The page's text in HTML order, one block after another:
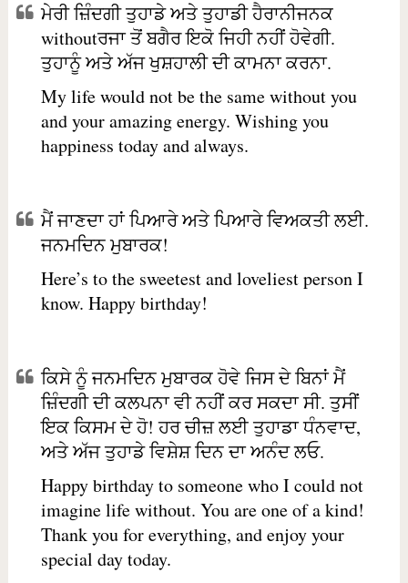
ਮੇਰੀ ਜ਼ਿੰਦਗੀ ਤੁਹਾਡੇ ਅਤੇ ਤੁਹਾਡੀ ਹੈਰਾਨੀਜਨਕ
withoutਰਜਾ ਤੋਂ ਬਗੈਰ ਇਕੋ ਜਿਹੀ ਨਹੀਂ ਹੋਵੇਗੀ.
ਤੁਹਾਨੂੰ ਅਤੇ ਅੱਜ ਖੁਸ਼ਹਾਲੀ ਦੀ ਕਾਮਨਾ ਕਰਨਾ.
My life would not be the same without you
and your amazing energy. Wishing you
happiness today and always.
ਮੈਂ ਜਾਣਦਾ ਹਾਂ ਪਿਆਰੇ ਅਤੇ ਪਿਆਰੇ ਵਿਅਕਤੀ ਲਈ.
ਜਨਮਦਿਨ ਮੁਬਾਰਕ!
Here’s to the sweetest and loveliest person I
know. Happy birthday!
ਕਿਸੇ ਨੂੰ ਜਨਮਦਿਨ ਮੁਬਾਰਕ ਹੋਵੇ ਜਿਸ ਦੇ ਬਿਨਾਂ ਮੈਂ
ਜ਼ਿੰਦਗੀ ਦੀ ਕਲਪਨਾ ਵੀ ਨਹੀਂ ਕਰ ਸਕਦਾ ਸੀ. ਤੁਸੀਂ
ਇਕ ਕਿਸਮ ਦੇ ਹੋ! ਹਰ ਚੀਜ਼ ਲਈ ਤੁਹਾਡਾ ਧੰਨਵਾਦ,
ਅਤੇ ਅੱਜ ਤੁਹਾਡੇ ਵਿਸ਼ੇਸ਼ ਦਿਨ ਦਾ ਅਨੰਦ ਲਓ.
Happy birthday to someone who I could not
imagine life without. You are one of a kind!
Thank you for everything, and enjoy your
special day today.